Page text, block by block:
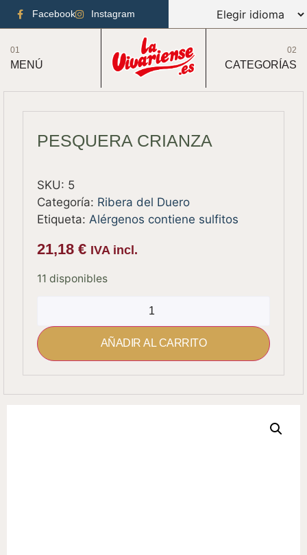
Facebook Instagram
01
MENÚ
02
CATEGORÍAS
PESQUERA CRIANZA
SKU: 5
Categoría: Ribera del Duero
Etiqueta: Alérgenos contiene sulfitos
21,18€ IVA incl.
11 disponibles
AÑADIR AL CARRITO